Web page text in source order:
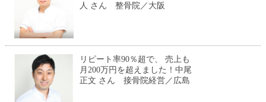
人 さん 整骨院／大阪
リピート率90％超で、 売上も
月200万円を超えました！中尾
正文 さん 接骨院経営／広島